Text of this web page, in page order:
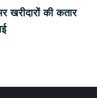
खरीदारों की कतार